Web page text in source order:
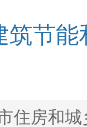
筑节能
住房和